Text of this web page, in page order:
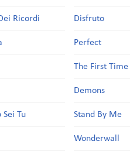
Ricordi
Sei Tu
Disfruto
Perfect
The First Time
Demons
Stand By Me
Wonderwall